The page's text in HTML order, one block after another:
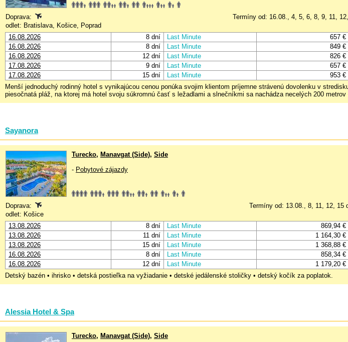
Doprava:
Termíny od: 16.08., 4, 5, 6, 8, 9, 11,
odlet: Bratislava, Košice, Poprad
16.08.2026
8 dní Last Minute 657 €
16.08.2026
8 dní Last Minute 849 €
16.08.2026
12 dní Last Minute 826 €
17.08.2026
9 dní Last Minute 657 €
17.08.2026
15 dní Last Minute 953 €
Menší jednoduchý rodinný hotel s vynikajúcou cenou ponúka svojim klientom príjemne strávenú dovolenku v
piesočnatá pláž, na ktorej má hotel svoju súkromnú časť s ležadlami a slnečníkmi sa nachádza necelých 200
Sayanora
Turecko, Manavgat (Side), Side
- Pobytové zájazdy
Doprava:
Termíny od: 13.08., 8, 11, 12, 15
odlet: Košice
13.08.2026
8 dní Last Minute 869,94 €
13.08.2026
11 dní Last Minute 1 164,30 €
13.08.2026
15 dní Last Minute 1 368,88 €
16.08.2026
8 dní Last Minute 858,34 €
16.08.2026
12 dní Last Minute 1 179,20 €
Detský bazén • ihrisko • detská postieľka na vyžiadanie • detské jedálenské stoličky • detský kočík za poplatok.
Alessia Hotel & Spa
Turecko, Manavgat (Side), Side